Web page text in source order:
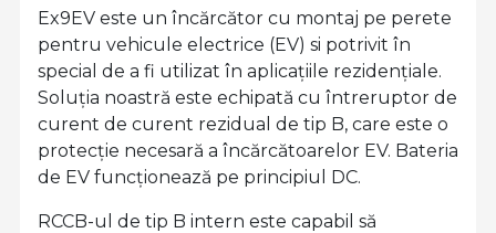
Ex9EV este un încărcător cu montaj pe perete
pentru vehicule electrice (EV) si potrivit în
special de a fi utilizat în aplicațiile rezidențiale.
Soluția noastră este echipată cu întreruptor de
curent de curent rezidual de tip B, care este o
protecție necesară a încărcătoarelor EV. Bateria
de EV funcționează pe principiul DC.
RCCB-ul de tip B intern este capabil să